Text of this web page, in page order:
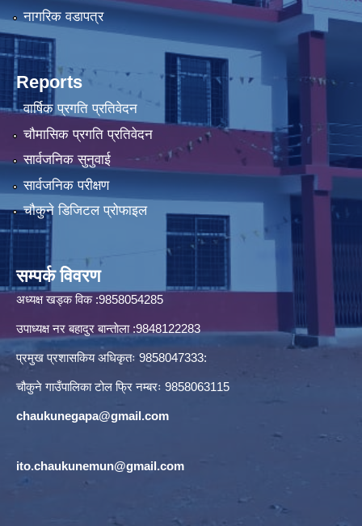
नागरिक वडापत्र
Reports
वार्षिक प्रगति प्रतिवेदन
चौमासिक प्रगति प्रतिवेदन
सार्वजनिक सुनुवाई
सार्वजनिक परीक्षण
चौकुने डिजिटल प्रोफाइल
सम्पर्क विवरण
अध्यक्ष खड्क विक :9858054285
उपाध्यक्ष नर बहादुर बान्ताेला :9848122283
प्रमुख प्रशासकिय अधिकृतः 9858047333:
चौकुने गाउँपालिका टोल फ्रि नम्बरः 9858063115
chaukunegapa@gmail.com
ito.chaukunemun@gmail.com